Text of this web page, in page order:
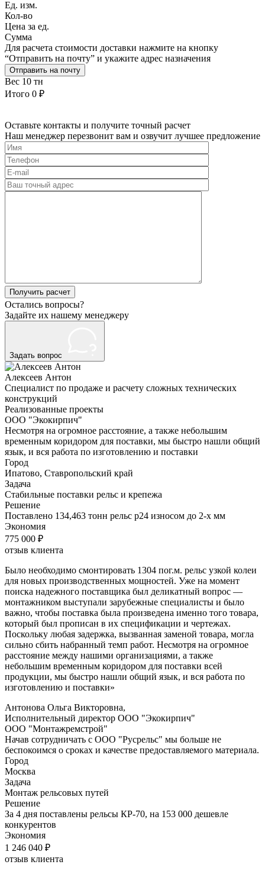
Ед. изм.
Кол-во
Цена за ед.
Сумма
Для расчета стоимости доставки нажмите на кнопку
“Отправить на почту” и укажите адрес назначения
Отправить на почту
Вес 10 тн
Итого 0 ₽
Оставьте контакты и получите точный расчет
Наш менеджер перезвонит вам и озвучит лучшее предложение
Please
leave
this
Нажимая
кнопку
"Оставить
заявку",
я
подтверждаю,
что
я
ознакомлен
и
согласен
с
условиями
политики
обработки
персональных
данных
Остались вопросы?
Задайте их нашему менеджеру
Задать вопрос
Алексеев Антон
Специалист по продаже и расчету сложных технических
конструкций
Реализованные проекты
ООО "Экокирпич"
Несмотря на огромное расстояние, а также небольшим
временным коридором для поставки, мы быстро нашли общий
язык, и вся работа по изготовлению и поставки
Город
Ипатово, Ставропольский край
Задача
Стабильные поставки рельс и крепежа
Решение
Поставлено 134,463 тонн рельс р24 износом до 2-х мм
Экономия
775 000 ₽
отзыв клиента
Было необходимо смонтировать 1304 пог.м. рельс узкой колеи
для новых производственных мощностей. Уже на момент
поиска надежного поставщика был деликатный вопрос —
монтажником выступали зарубежные специалисты и было
важно, чтобы поставка была произведена именно того товара,
который был прописан в их спецификации и чертежах.
Поскольку любая задержка, вызванная заменой товара, могла
сильно сбить набранный темп работ. Несмотря на огромное
расстояние между нашими организациями, а также
небольшим временным коридором для поставки всей
продукции, мы быстро нашли общий язык, и вся работа по
изготовлению и поставки»
Антонова Ольга Викторовна,
Исполнительный директор ООО "Экокирпич"
ООО "Монтажремстрой"
Начав сотрудничать с ООО "Русрельс" мы больше не
беспокоимся о сроках и качестве предоставляемого материала.
Город
Москва
Задача
Монтаж рельсовых путей
Решение
За 4 дня поставлены рельсы КР-70, на 153 000 дешевле
конкурентов
Экономия
1 246 040 ₽
отзыв клиента